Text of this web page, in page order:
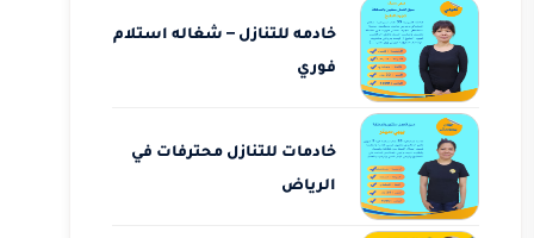
خادمه للتنازل – شغاله استلام
فوري
خادمات للتنازل محترفات في
الرياض